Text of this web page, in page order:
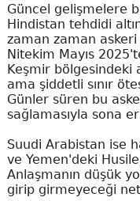
Güncel gelişmelere
Hindistan tehdidi
zaman zaman askeri
Nitekim Mayıs
Keşmir bölgesindeki
ama şiddetli sınır
Günler süren bu
sağlamasıyla sona
Suudi Arabistan ise
ve Yemen'deki
Anlaşmanın düşük
girip girmeyeceği